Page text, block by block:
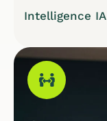
Intelligence IA